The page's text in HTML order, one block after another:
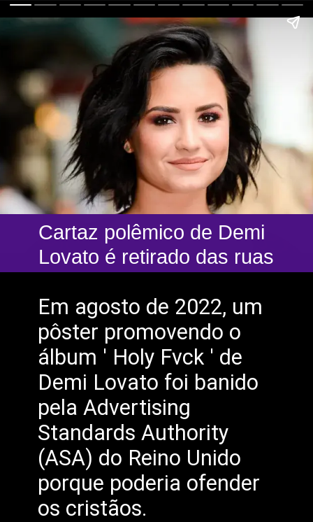
Cartaz polêmico de Demi
Lovato é retirado das ruas
Em agosto de 2022, um
pôster promovendo o
álbum ' Holy Fvck ' de
Demi Lovato foi banido
pela Advertising
Standards Authority
(ASA) do Reino Unido
porque poderia ofender
os cristãos.